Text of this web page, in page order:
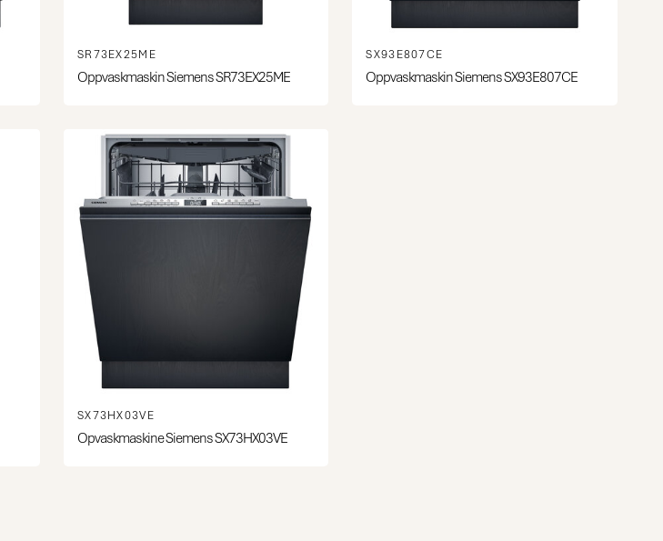
SR73EX25ME
Oppvaskmaskin Siemens SR73EX25ME
SX93E807CE
Oppvaskmaskin Siemens SX93E807CE
SX73HX03VE
Opvaskmaskine Siemens SX73HX03VE